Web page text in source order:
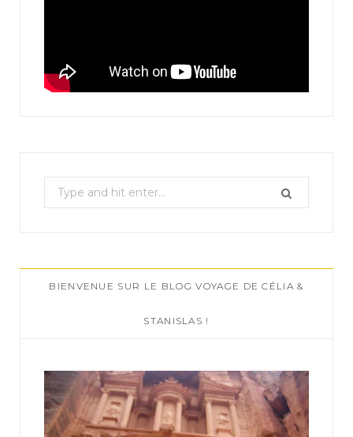
e
c
h
:
BIENVENUE SUR LE BLOG VOYAGE DE CÉLIA &
STANISLAS !